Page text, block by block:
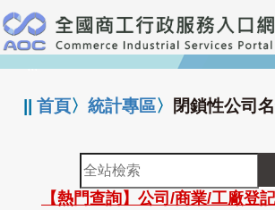
跳
到
主
要
:::
||首頁〉統計專區〉 閉鎖性公司
全
站
檢
【熱門查詢】公司/商業/工廠登